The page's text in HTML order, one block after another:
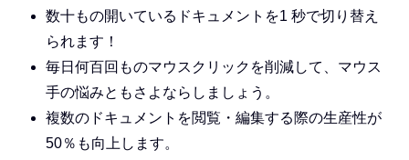
数十もの開いているドキュメントを1 秒で切り替え
られます！
毎日何百回ものマウスクリックを削減して、マウス
手の悩みともさよならしましょう。
複数のドキュメントを閲覧・編集する際の生産性が
50％も向上します。